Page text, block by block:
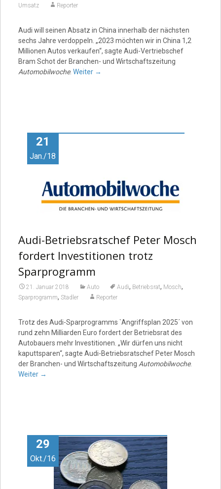
Umsatz Reporter
Audi will seinen Absatz in China innerhalb der nächsten
sechs Jahre verdoppeln. „2023 möchten wir in China 1,2
Millionen Autos verkaufen“, sagte Audi-Vertriebschef
Bram Schot der Branchen- und Wirtschaftszeitung
Automobilwoche. Weiter →
21
Jan./18
Audi-Betriebsratschef Peter Mosch
fordert Investitionen trotz
Sparprogramm
21. Januar 2018 Auto Audi, Betriebsrat, Mosch,
Sparprogramm, Stadler Reporter
Trotz des Audi-Sparprogramms `Angriffsplan 2025´ von
rund zehn Milliarden Euro fordert der Betriebsrat des
Autobauers mehr Investitionen. „Wir dürfen uns nicht
kaputtsparen“, sagte Audi-Betriebsratschef Peter Mosch
der Branchen- und Wirtschaftszeitung Automobilwoche.
Weiter →
29
Okt./16